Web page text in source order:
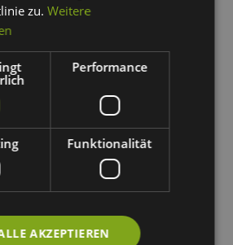
– gemeinsam jetzt noch besser
Expertise bieten wir
sofort bei folgenden
zu.Weitere
Performance
Funktionalität
AKZEPTIEREN